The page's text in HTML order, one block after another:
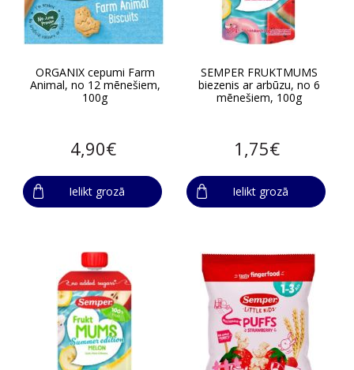
ORGANIX cepumi Farm
Animal, no 12 mēnešiem,
100g
4,90€
Ielikt grozā
SEMPER FRUKTMUMS
biezenis ar arbūzu, no 6
mēnešiem, 100g
1,75€
Ielikt grozā